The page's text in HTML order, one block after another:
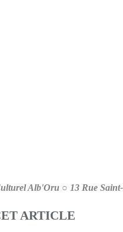
Alb'Oru ○ 13 Rue
ARTICLE